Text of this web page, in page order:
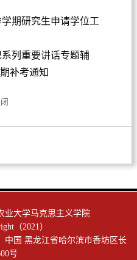
学期研究生申请学位工
系列重要讲话专题辅
补考通知
业大学马克思主义学院
（2021）
中国 黑龙江省哈尔滨市香坊区长
号